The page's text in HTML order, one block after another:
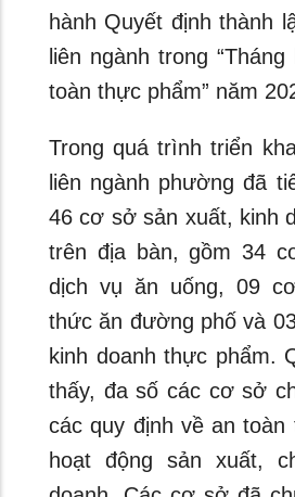
hành Quyết định thành
liên ngành trong
toàn thực phẩm” năm
Trong quá trình triển
liên ngành phường đã
46 cơ sở sản xuất, kinh
trên địa bàn, gồm 34
dịch vụ ăn uống, 09
thức ăn đường phố và
kinh doanh thực phẩm.
thấy, đa số các cơ sở
các quy định về an toàn
hoạt động sản xuất,